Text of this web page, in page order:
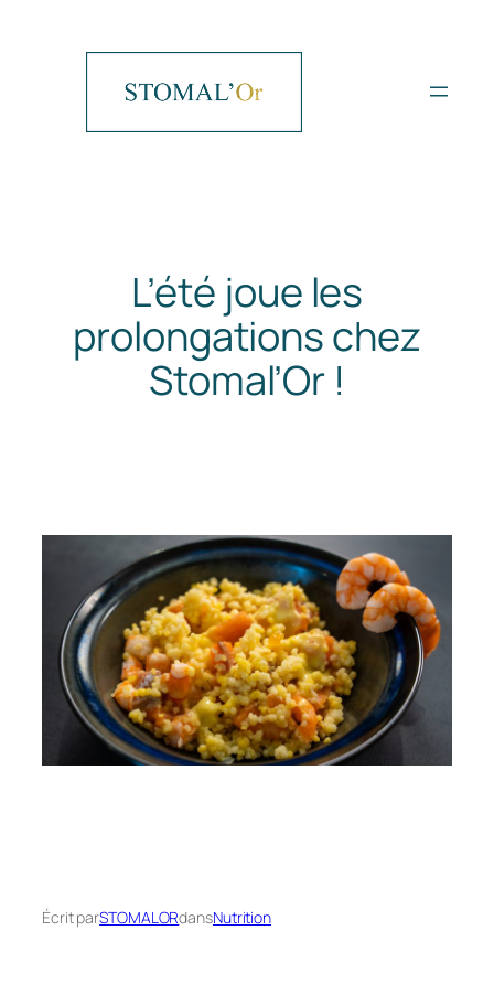
L’été joue les
prolongations chez
Stomal’Or !
Écrit parSTOMALORdansNutrition